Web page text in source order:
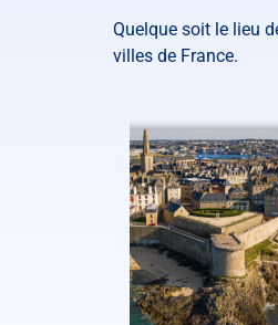
Quelque soit le lieu
villes de France.